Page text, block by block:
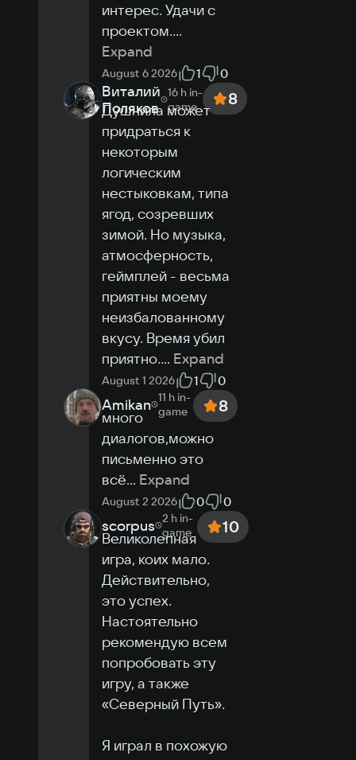
интерес. Удачи с
проектом....
Expand
August 6 2026 1 0
Виталий
Поляков
16 h in-
game
8
Душнила может
придраться к
некоторым
логическим
нестыковкам, типа
ягод, созревших
зимой. Но музыка,
атмосферность,
геймплей - весьма
приятны моему
неизбалованному
вкусу. Время убил
приятно.... Expand
August 1 2026 1 0
Amikan 11 h in-
game
8
много
диалогов,можно
письменно это
всё... Expand
August 2 2026 0 0
scorpus 2 h in-
game
10
Великолепная
игра, коих мало.
Действительно,
это успех.
Настоятельно
рекомендую всем
попробовать эту
игру, а также
«Северный Путь».
Я играл в похожую